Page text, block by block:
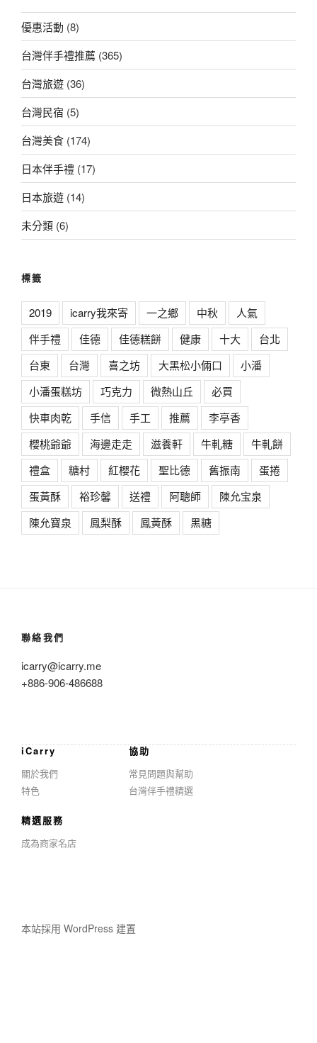
優惠活動 (8)
台灣伴手禮推薦 (365)
台灣旅遊 (36)
台灣民宿 (5)
台灣美食 (174)
日本伴手禮 (17)
日本旅遊 (14)
未分類 (6)
標籤
2019 icarry我來寄 一之鄉 中秋
人氣
伴手禮
佳德 佳德糕餅 健康 十大
台北
台東
台灣 喜之坊 大黑松小倆口
小潘
小潘蛋糕坊
巧克力 微熱山丘
必買
快車肉乾
手信 手工 推薦
李亭香
櫻桃爺爺
海邊走走 滋養軒 牛軋糖
牛軋餅
禮盒
糖村 紅櫻花 聖比德 舊振南
蛋捲
蛋黃酥
裕珍馨 送禮 阿聰師
陳允宝泉
陳允寶泉
鳳梨酥 鳳黃酥 黑糖
聯絡我們
icarry@icarry.me
+886-906-486688
iCarry
關於我們
特色
協助
常見問題與幫助
台灣伴手禮精選
精選服務
成為商家名店
本站採用 WordPress 建置